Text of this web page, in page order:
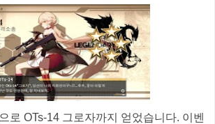
로 OTs-14 그로자까지 얻었습니다. 이벤